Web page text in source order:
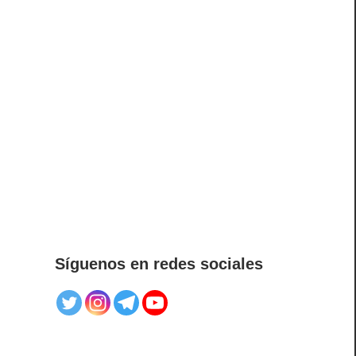
Síguenos en redes sociales